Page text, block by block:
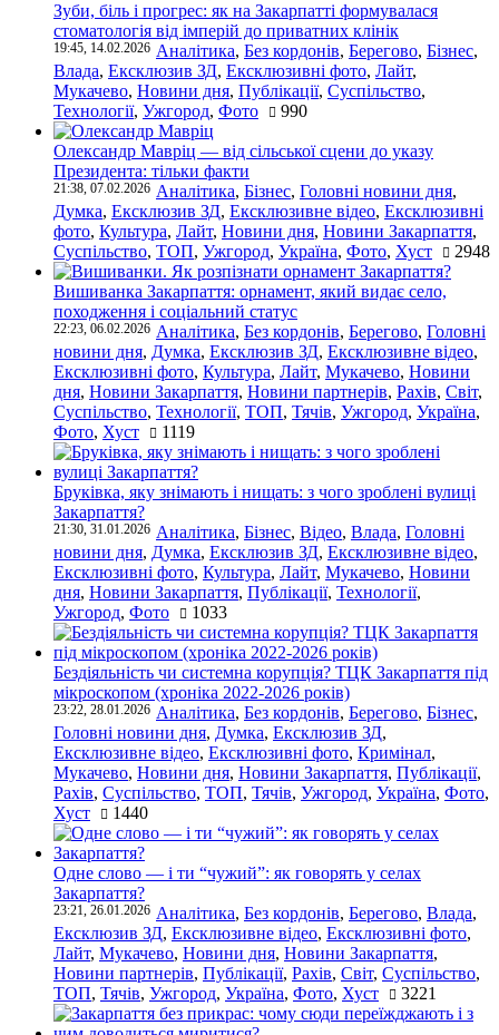
Зуби, біль і прогрес: як на Закарпатті формувалася
стоматологія від імперій до приватних клінік
19:45, 14.02.2026 Аналітика, Без кордонів, Берегово, Бізнес,
Влада, Ексклюзив ЗД, Ексклюзивні фото, Лайт,
Мукачево, Новини дня, Публікації, Суспільство,
Технології, Ужгород, Фото 990
Олександр Мавріц — від сільської сцени до указу
Президента: тільки факти
21:38, 07.02.2026 Аналітика, Бізнес, Головні новини дня,
Думка, Ексклюзив ЗД, Ексклюзивне відео, Ексклюзивні
фото, Культура, Лайт, Новини дня, Новини Закарпаття,
Суспільство, ТОП, Ужгород, Україна, Фото, Хуст 2948
Вишиванка Закарпаття: орнамент, який видає село,
походження і соціальний статус
22:23, 06.02.2026 Аналітика, Без кордонів, Берегово, Головні
новини дня, Думка, Ексклюзив ЗД, Ексклюзивне відео,
Ексклюзивні фото, Культура, Лайт, Мукачево, Новини
дня, Новини Закарпаття, Новини партнерів, Рахів, Світ,
Суспільство, Технології, ТОП, Тячів, Ужгород, Україна,
Фото, Хуст 1119
Бруківка, яку знімають і нищать: з чого зроблені вулиці
Закарпаття?
21:30, 31.01.2026 Аналітика, Бізнес, Відео, Влада, Головні
новини дня, Думка, Ексклюзив ЗД, Ексклюзивне відео,
Ексклюзивні фото, Культура, Лайт, Мукачево, Новини
дня, Новини Закарпаття, Публікації, Технології,
Ужгород, Фото 1033
Бездіяльність чи системна корупція? ТЦК Закарпаття під
мікроскопом (хроніка 2022-2026 років)
23:22, 28.01.2026 Аналітика, Без кордонів, Берегово, Бізнес,
Головні новини дня, Думка, Ексклюзив ЗД,
Ексклюзивне відео, Ексклюзивні фото, Кримінал,
Мукачево, Новини дня, Новини Закарпаття, Публікації,
Рахів, Суспільство, ТОП, Тячів, Ужгород, Україна, Фото,
Хуст
1440
Одне слово — і ти “чужий”: як говорять у селах
Закарпаття?
23:21, 26.01.2026 Аналітика, Без кордонів, Берегово, Влада,
Ексклюзив ЗД, Ексклюзивне відео, Ексклюзивні фото,
Лайт, Мукачево, Новини дня, Новини Закарпаття,
Новини партнерів, Публікації, Рахів, Світ, Суспільство,
ТОП, Тячів, Ужгород, Україна, Фото, Хуст 3221